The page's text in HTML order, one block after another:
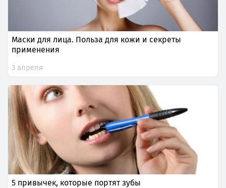
Маски для лица. Польза для кожи и секреты
применения
3 апреля
5 привычек, которые портят зубы